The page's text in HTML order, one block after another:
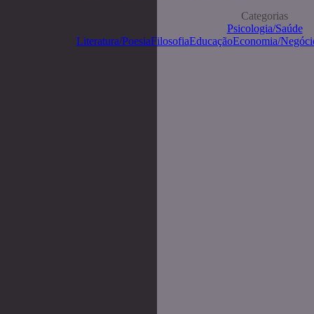
Categorias
Psicologia/Saúde
Literatura/PoesiaFilosofiaEducaçãoEconomia/